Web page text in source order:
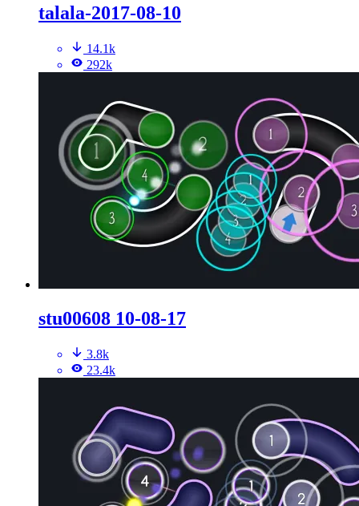
talala-2017-08-10
14.1k
292k
stu00608 10-08-17
3.8k
23.4k